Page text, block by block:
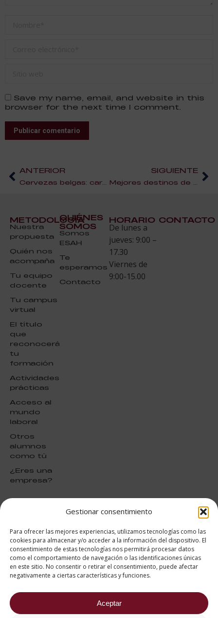
Gestionar consentimiento
Para ofrecer las mejores experiencias, utilizamos tecnologías como las
cookies para almacenar y/o acceder a la información del dispositivo. El
consentimiento de estas tecnologías nos permitirá procesar datos
como el comportamiento de navegación o las identificaciones únicas
en este sitio. No consentir o retirar el consentimiento, puede afectar
negativamente a ciertas características y funciones.
Aceptar
Save my name, email, and website in this
browser for the next time I comment.
Publicar comentario
ANTERIOR SIGUIENTE
METODOLOGÍA
Nuestra
propuesta
Quién nos
acompaña
Tu equipo
docente
Tu campus
virtual
El título
que
reconocerá
tu
formación
Actividades
prácticas
Acceso al
mundo
laboral
Otros
alumnos
como tú
¿Eres una
empresa?
QUIÉNES
SOMOS
Somos
ESAH
Te
esperamos
Contacto
HORARIO
De lunes a
jueves: 9:00 –
17.30
Viernes de
9:00-15.00
CONTACTO
puntuación para ESAH
basado en
Valoraciones soportado por
eKomi